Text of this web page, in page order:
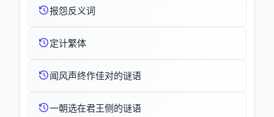
报怨反义词
定计繁体
闻风声终作佳对的谜语
一朝选在君王侧的谜语